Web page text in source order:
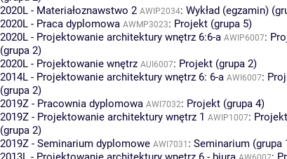
2020L - Materiałoznawstwo 2 AWIP2034: Wykład (egzamin)
2020L - Praca dyplomowa AWMP3023: Projekt (grupa 5)
2020L - Projektowanie architektury wnętrz 6:6-a AWIP6007:
(grupa 2)
2020L - Projektowanie wnętrz AUI6007: Projekt (grupa 2)
2014L - Projektowanie architektury wnętrz 6: 6-a AWI6007:
(grupa 2)
2019Z - Pracownia dyplomowa AWI7032: Projekt (grupa 4)
2019Z - Projektowanie architektury wnętrz 1 AWIP1007:
(grupa 2)
2019Z - Seminarium dyplomowe AWI7031 : Seminarium (grupa